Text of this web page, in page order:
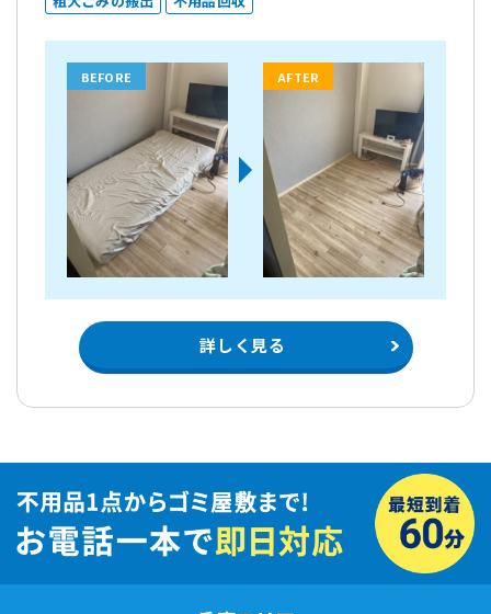
BEFORE AFTER
詳しく見る